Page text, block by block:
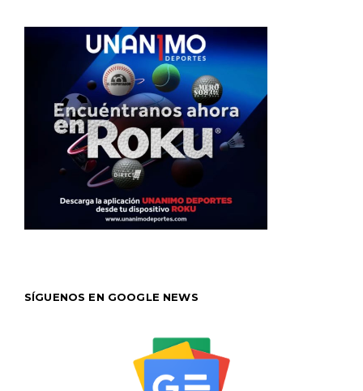
SÍGUENOS EN GOOGLE NEWS